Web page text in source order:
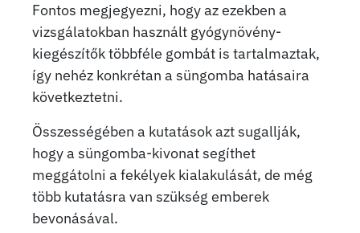
Fontos megjegyezni, hogy az ezekben a
vizsgálatokban használt gyógynövény-
kiegészítők többféle gombát is tartalmaztak,
így nehéz konkrétan a süngomba hatásaira
következtetni.
Összességében a kutatások azt sugallják,
hogy a süngomba-kivonat segíthet
meggátolni a fekélyek kialakulását, de még
több kutatásra van szükség emberek
bevonásával.